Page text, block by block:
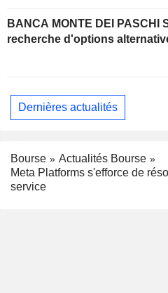
BANCA MONTE DEI PASCHI
recherche d'options
Dernières actualités
Bourse
Actualités Bourse
Meta Platforms s'efforce de
service